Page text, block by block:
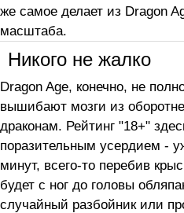
же самое делает из Dragon
масштаба.
Никого не жалко
Dragon Age, конечно, не
вышибают мозги из
драконам. Рейтинг "18+"
поразительным усердием -
минут, всего-то перебив
будет с ног до головы
случайный разбойник или